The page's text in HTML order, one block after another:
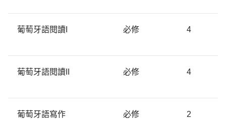
葡萄牙語閱讀I 必修 4
葡萄牙語閱讀II 必修 4
葡萄牙語寫作 必修 2